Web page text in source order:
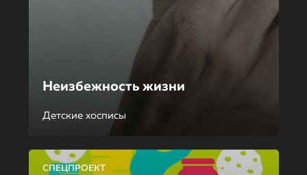
Неизбежность жизни
Детские хосписы
СПЕЦПРОЕКТ